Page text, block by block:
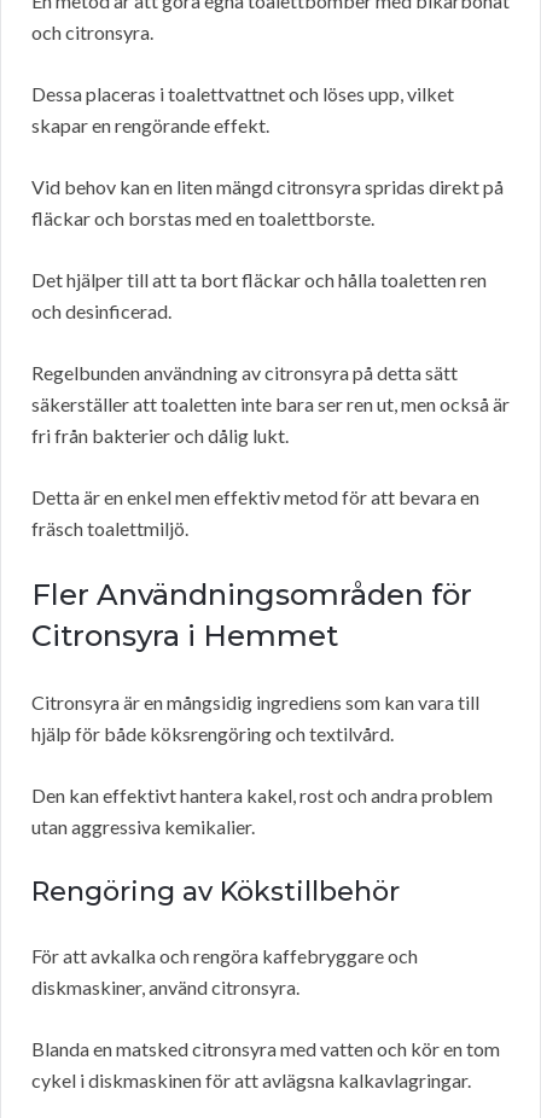
och citronsyra.
Dessa placeras i toalettvattnet och löses upp, vilket
skapar en rengörande effekt.
Vid behov kan en liten mängd citronsyra spridas direkt på
fläckar och borstas med en toalettborste.
Det hjälper till att ta bort fläckar och hålla toaletten ren
och desinficerad.
Regelbunden användning av citronsyra på detta sätt
säkerställer att toaletten inte bara ser ren ut, men också är
fri från bakterier och dålig lukt.
Detta är en enkel men effektiv metod för att bevara en
fräsch toalettmiljö.
Fler Användningsområden för
Citronsyra i Hemmet
Citronsyra är en mångsidig ingrediens som kan vara till
hjälp för både köksrengöring och textilvård.
Den kan effektivt hantera kakel, rost och andra problem
utan aggressiva kemikalier.
Rengöring av Kökstillbehör
För att avkalka och rengöra kaffebryggare och
diskmaskiner, använd citronsyra.
Blanda en matsked citronsyra med vatten och kör en tom
cykel i diskmaskinen för att avlägsna kalkavlagringar.